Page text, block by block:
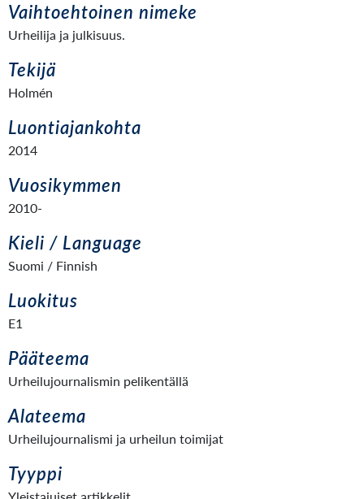
Vaihtoehtoinen nimeke
Urheilija ja julkisuus.
Tekijä
Holmén
Luontiajankohta
2014
Vuosikymmen
2010-
Kieli / Language
Suomi / Finnish
Luokitus
E1
Pääteema
Urheilujournalismin pelikentällä
Alateema
Urheilujournalismi ja urheilun toimijat
Tyyppi